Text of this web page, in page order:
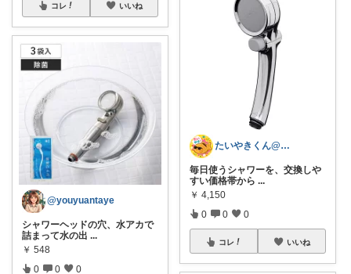
コレ いいね
@youyuantaye
シャワーヘッドの穴、水アカで
詰まって水の出 ...
￥ 548
0 0 0
たいやきくん@経由購入感謝です😊
毎日使うシャワーを、交換しや
すい価格帯から ...
￥ 4,150
0 0 0
コレ いいね